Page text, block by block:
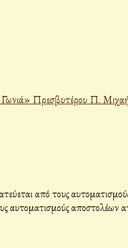
Πρεσβυτέρου Π.
από τους
αυτοματισμούς αποστολέων